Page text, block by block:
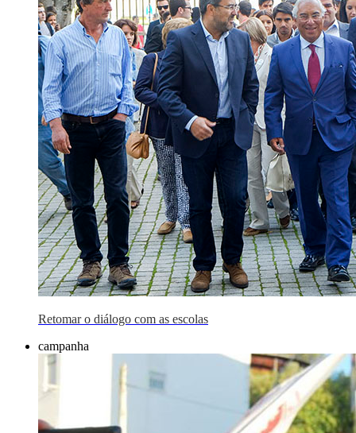
Retomar o diálogo com as escolas
campanha